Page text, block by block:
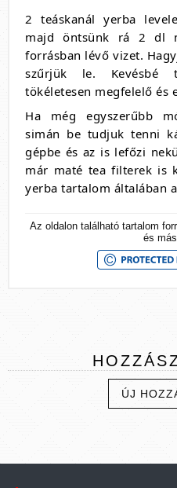
2 teáskanál yerba
majd öntsünk rá 2 dl
forrásban lévő vizet.
szűrjük le. Kevésbé
tökéletesen megfelelő és
Ha még egyszerűbb
simán be tudjuk tenni
gépbe és az is lefőzi
már maté tea filterek is
yerba tartalom általában
Az oldalon található tartalom
és
ÚJ